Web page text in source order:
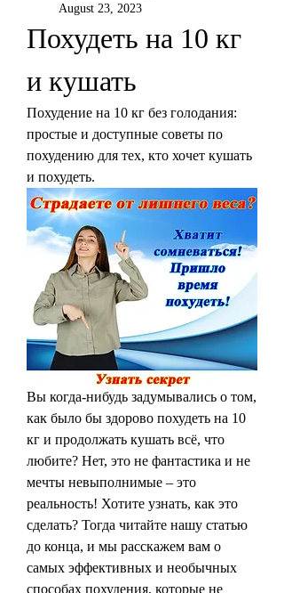
August 23, 2023
Похудеть на 10 кг
и кушать
Похудение на 10 кг без голодания:
простые и доступные советы по
похудению для тех, кто хочет кушать
и похудеть.
Вы когда-нибудь задумывались о том,
как было бы здорово похудеть на 10
кг и продолжать кушать всё, что
любите? Нет, это не фантастика и не
мечты невыполнимые – это
реальность! Хотите узнать, как это
сделать? Тогда читайте нашу статью
до конца, и мы расскажем вам о
самых эффективных и необычных
способах похудения, которые не